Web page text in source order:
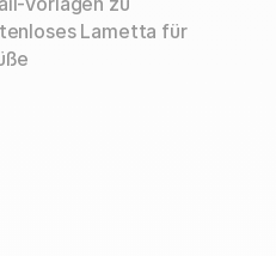
Lametta für